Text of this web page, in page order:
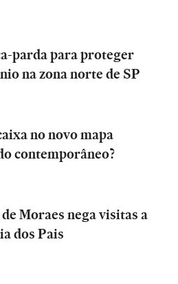
parda para proteger
na zona norte de SP
no novo mapa
contemporâneo?
Moraes nega visitas a
dos Pais